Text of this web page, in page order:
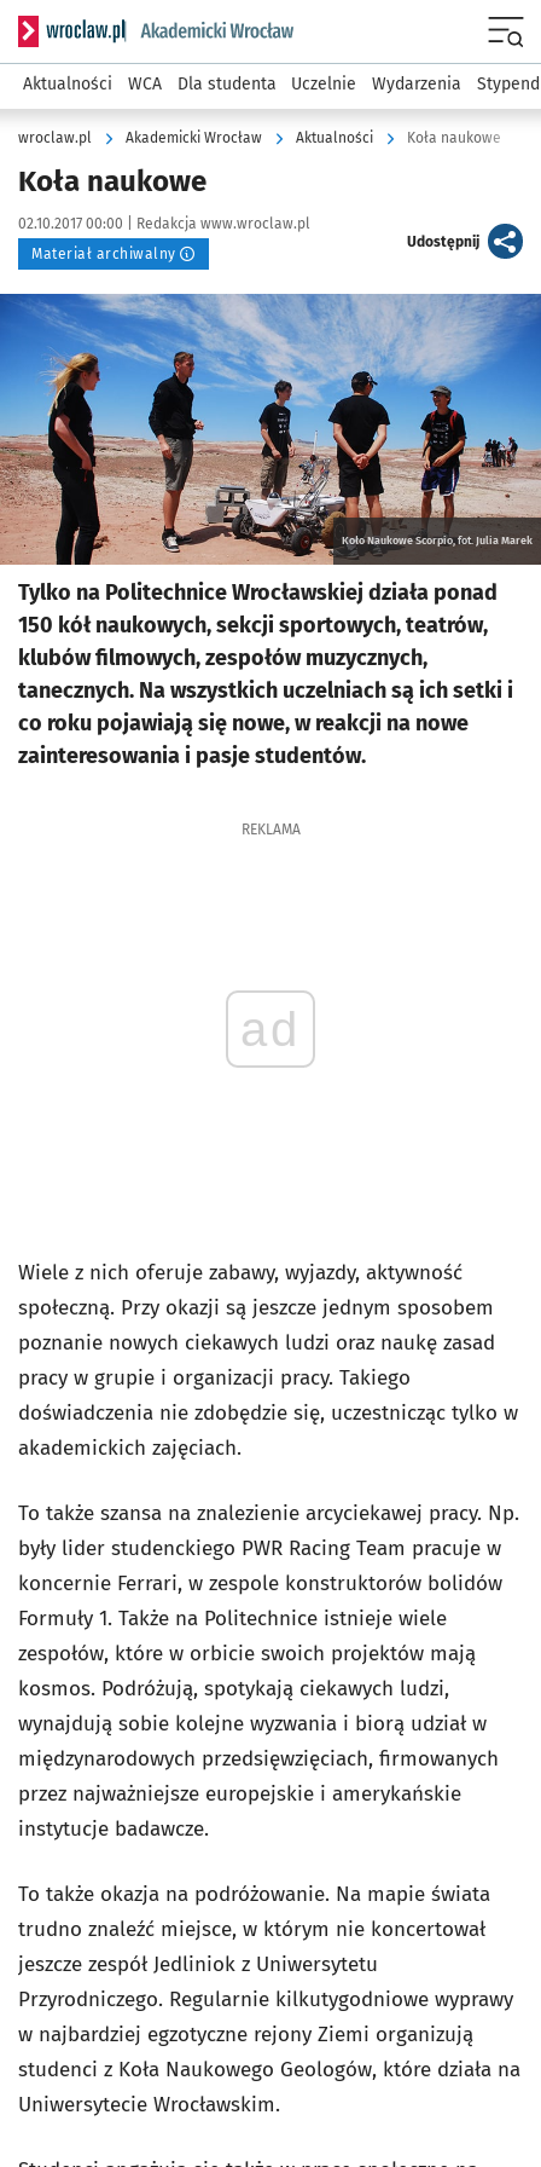
Serwis informacyjny wroclaw.pl podserwis: Akademicki
Aktualności WCA Dla studenta Uczelnie Wydarzenia
wroclaw.pl Akademicki Wrocław Aktualności Koła naukowe
Koła naukowe
Data publikacji:
02.10.2017 00:00 | Autor:
Redakcja www.wroclaw.pl
Materiał archiwalny
Udostępnijartykuł
Kliknij, aby powiększyć
Koło Naukowe Scorpio, fot. Julia Marek
Tylko na Politechnice Wrocławskiej działa ponad
150 kół naukowych, sekcji sportowych, teatrów,
klubów filmowych, zespołów muzycznych,
tanecznych. Na wszystkich uczelniach są ich setki i
co roku pojawiają się nowe, w reakcji na nowe
zainteresowania i pasje studentów.
REKLAMA
ad
Wiele z nich oferuje zabawy, wyjazdy, aktywność
społeczną. Przy okazji są jeszcze jednym sposobem
poznanie nowych ciekawych ludzi oraz naukę zasad
pracy w grupie i organizacji pracy. Takiego
doświadczenia nie zdobędzie się, uczestnicząc tylko w
akademickich zajęciach.
To także szansa na znalezienie arcyciekawej pracy. Np.
były lider studenckiego PWR Racing Team pracuje w
koncernie Ferrari, w zespole konstruktorów bolidów
Formuły 1. Także na Politechnice istnieje wiele
zespołów, które w orbicie swoich projektów mają
kosmos. Podróżują, spotykają ciekawych ludzi,
wynajdują sobie kolejne wyzwania i biorą udział w
międzynarodowych przedsięwzięciach, firmowanych
przez najważniejsze europejskie i amerykańskie
instytucje badawcze.
To także okazja na podróżowanie. Na mapie świata
trudno znaleźć miejsce, w którym nie koncertował
jeszcze zespół Jedliniok z Uniwersytetu
Przyrodniczego. Regularnie kilkutygodniowe wyprawy
w najbardziej egzotyczne rejony Ziemi organizują
studenci z Koła Naukowego Geologów, które działa na
Uniwersytecie Wrocławskim.